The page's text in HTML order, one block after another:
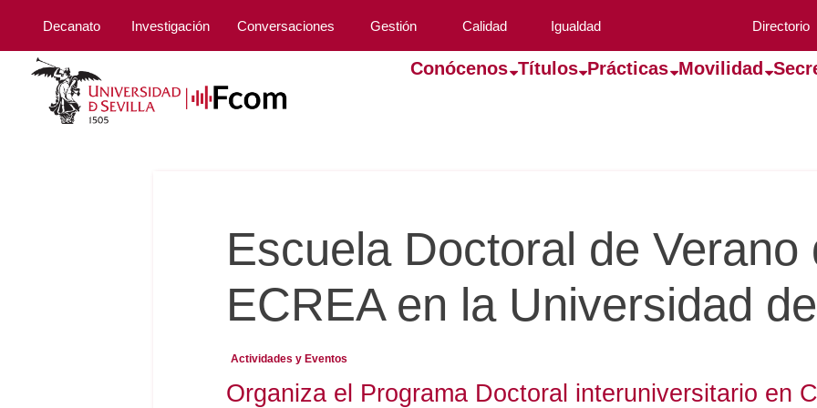
Decanato Investigación Conversaciones Gestión Calidad Igualdad Directorio
Conócenos Títulos Prácticas Movilidad
Escuela Doctoral de Verano
ECREA en la Universidad
Actividades y Eventos
Organiza el Programa Doctoral interuniversitario en